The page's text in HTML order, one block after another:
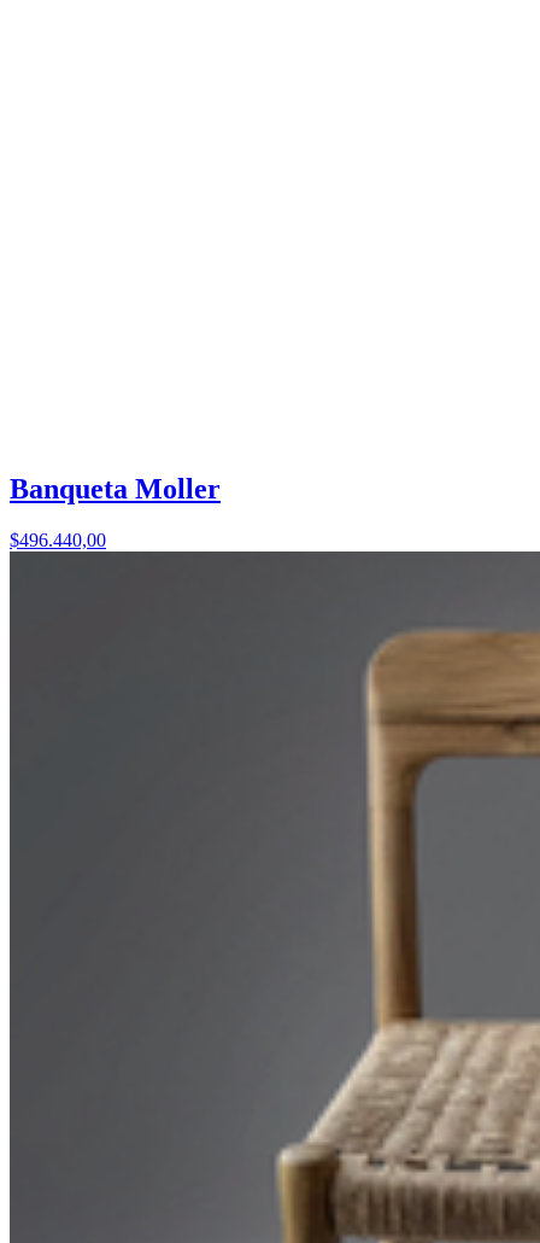
Banqueta Moller
$496.440,00